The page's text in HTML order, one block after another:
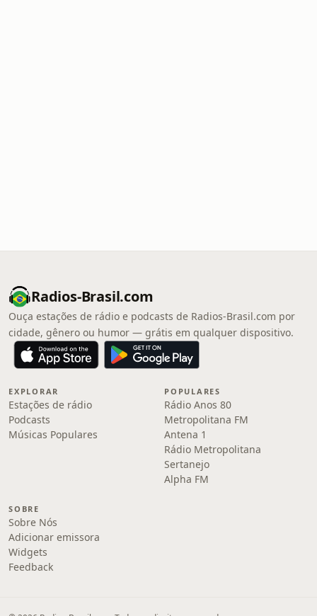
Radios-Brasil.com
Ouça estações de rádio e podcasts de Radios-Brasil.com por
cidade, gênero ou humor — grátis em qualquer dispositivo.
EXPLORAR
Estações de rádio
Podcasts
Músicas Populares
POPULARES
Rádio Anos 80
Metropolitana FM
Antena 1
Rádio Metropolitana
Sertanejo
Alpha FM
SOBRE
Sobre Nós
Adicionar emissora
Widgets
Feedback